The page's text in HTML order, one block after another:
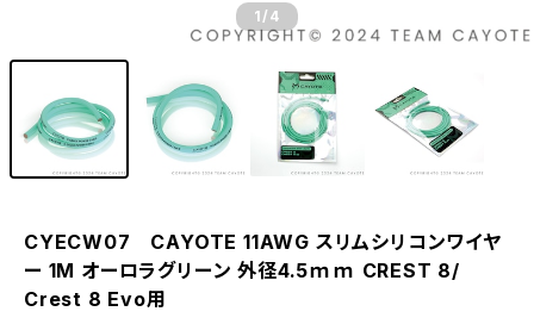
1 /4
CYECW07 CAYOTE 11AWG スリムシリコンワイヤ
ー 1M オーロラグリーン 外径4.5ｍｍ CREST 8/
Crest 8 Evo用